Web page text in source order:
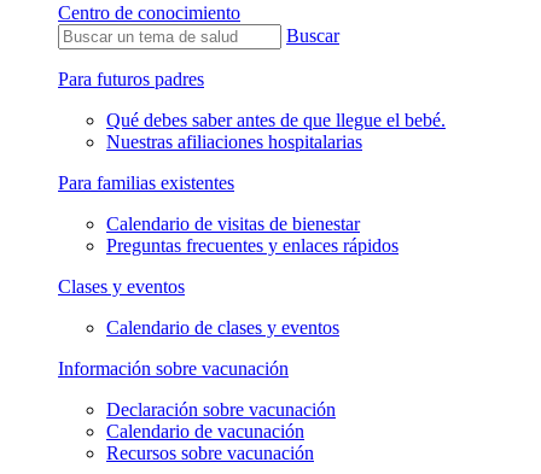
Centro de conocimiento
Buscar
Para futuros padres
Qué debes saber antes de que llegue el bebé.
Nuestras afiliaciones hospitalarias
Para familias existentes
Calendario de visitas de bienestar
Preguntas frecuentes y enlaces rápidos
Clases y eventos
Calendario de clases y eventos
Información sobre vacunación
Declaración sobre vacunación
Calendario de vacunación
Recursos sobre vacunación